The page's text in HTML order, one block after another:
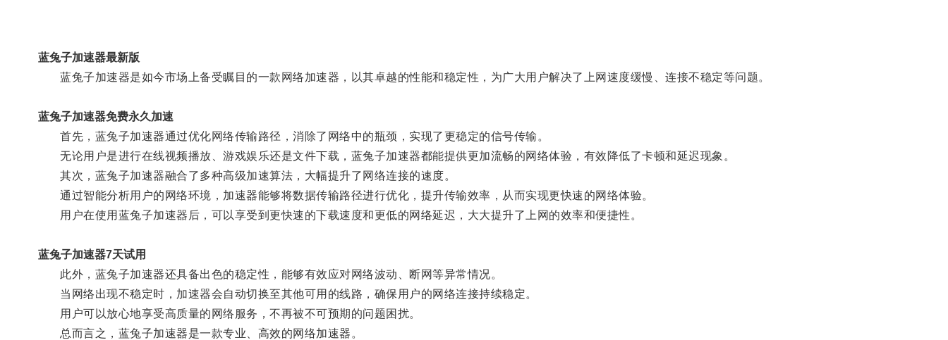
蓝兔子加速器最新版
蓝兔子加速器是如今市场上备受瞩目的一款网络加速器，以其卓越的性能和稳定性，为广大用户解决了上网速度缓慢、连接不稳定等问题。
蓝兔子加速器免费永久加速
首先，蓝兔子加速器通过优化网络传输路径，消除了网络中的瓶颈，实现了更稳定的信号传输。
无论用户是进行在线视频播放、游戏娱乐还是文件下载，蓝兔子加速器都能提供更加流畅的网络体验，有效降低了卡顿和延迟现象。
其次，蓝兔子加速器融合了多种高级加速算法，大幅提升了网络连接的速度。
通过智能分析用户的网络环境，加速器能够将数据传输路径进行优化，提升传输效率，从而实现更快速的网络体验。
用户在使用蓝兔子加速器后，可以享受到更快速的下载速度和更低的网络延迟，大大提升了上网的效率和便捷性。
蓝兔子加速器7天试用
此外，蓝兔子加速器还具备出色的稳定性，能够有效应对网络波动、断网等异常情况。
当网络出现不稳定时，加速器会自动切换至其他可用的线路，确保用户的网络连接持续稳定。
用户可以放心地享受高质量的网络服务，不再被不可预期的问题困扰。
总而言之，蓝兔子加速器是一款专业、高效的网络加速器。